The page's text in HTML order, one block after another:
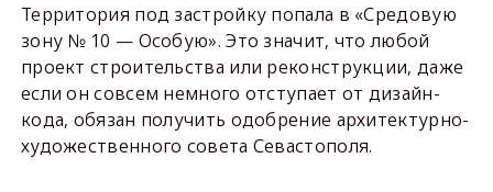
Территория под застройку попала в «Средовую
зону № 10 — Особую». Это значит, что любой
проект строительства или реконструкции, даже
если он совсем немного отступает от дизайн-
кода, обязан получить одобрение архитектурно-
художественного совета Севастополя.